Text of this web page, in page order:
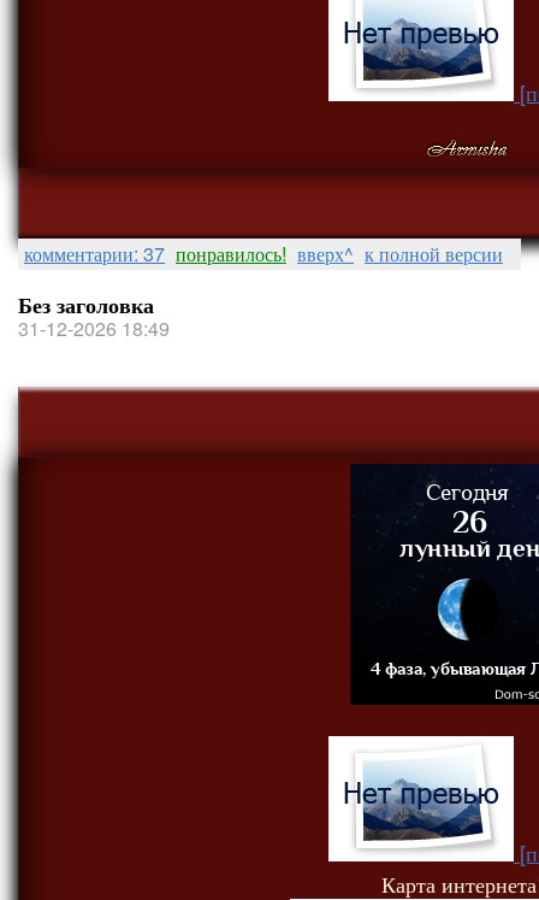
комментарии: 37 понравилось! вверх^ к полной версии
Без заголовка
31-12-2026 18:49
Карта